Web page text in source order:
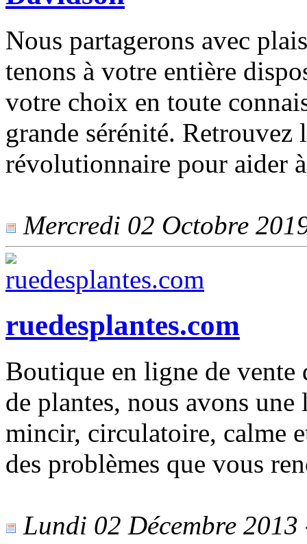
Nous partagerons avec
tenons à votre entière
votre choix en toute
grande sérénité. Retrouvez
révolutionnaire pour aider
Mercredi 02 Octobre
ruedesplantes.com
Boutique en ligne de vente
de plantes, nous avons
mincir, circulatoire, calme
des problèmes que vous
Lundi 02 Décembre 2013